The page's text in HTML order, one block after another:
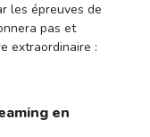
les épreuves de
pas et
extraordinaire :
en